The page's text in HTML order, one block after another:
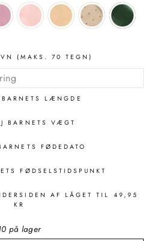
(MAKS. 70 TEGN)
LÆNGDE
BARNETS VÆGT
FØDEDATO
FØDSELSTIDSPUNKT
AF LÅGET TIL 49,95
KR
på lager